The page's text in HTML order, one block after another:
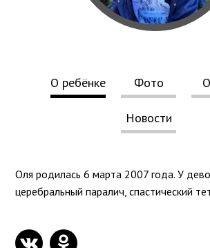
О ребёнке Фото
Новости
Оля родилась 6 марта 2007 года. У
церебральный паралич, спастический